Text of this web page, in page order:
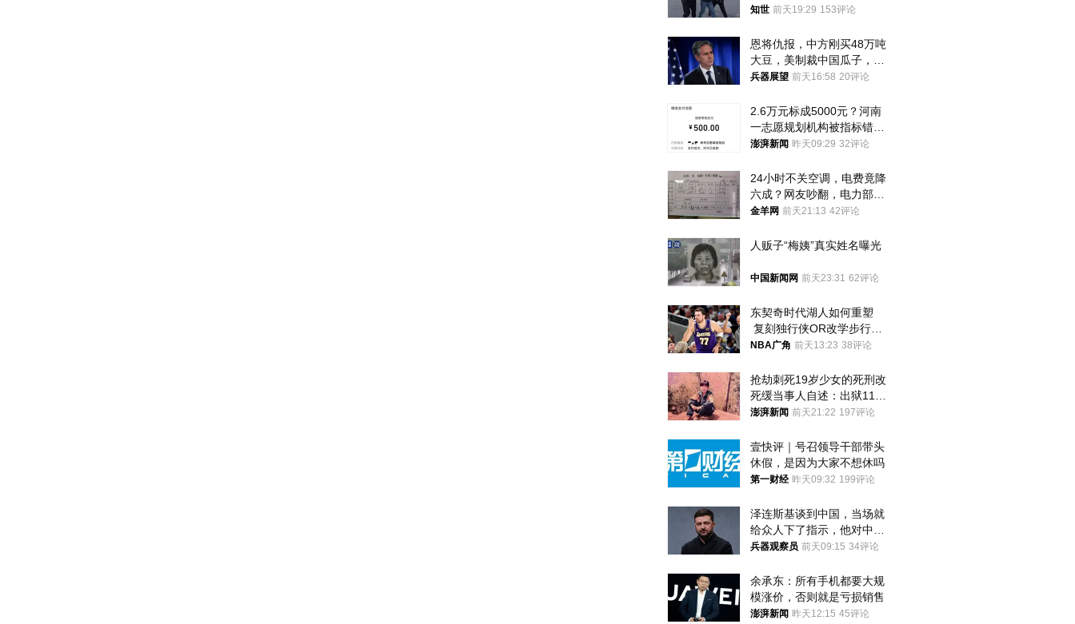
知世 前天19:29 153评论
恩将仇报，中方刚买48万吨
大豆，美制裁中国瓜子，布
林肯措辞变了
兵器展望 前天16:58 20评论
2.6万元标成5000元？河南
一志愿规划机构被指标错学
费致考生复读
澎湃新闻 昨天09:29 32评论
24小时不关空调，电费竟降
六成？网友吵翻，电力部门
回应→
金羊网 前天21:13 42评论
人贩子“梅姨”真实姓名曝光
中国新闻网 前天23:31 62评论
东契奇时代湖人如何重塑
复刻独行侠OR改学步行
者？
NBA广角 前天13:23 38评论
抢劫刺死19岁少女的死刑改
死缓当事人自述：出狱11年
间始终刻意躲避被害人家属
澎湃新闻 前天21:22 197评论
壹快评｜号召领导干部带头
休假，是因为大家不想休吗
第一财经 昨天09:32 199评论
泽连斯基谈到中国，当场就
给众人下了指示，他对中国
和中乌关系，显然又有了新
兵器观察员 前天09:15 34评论
余承东：所有手机都要大规
模涨价，否则就是亏损销售
澎湃新闻 昨天12:15 45评论